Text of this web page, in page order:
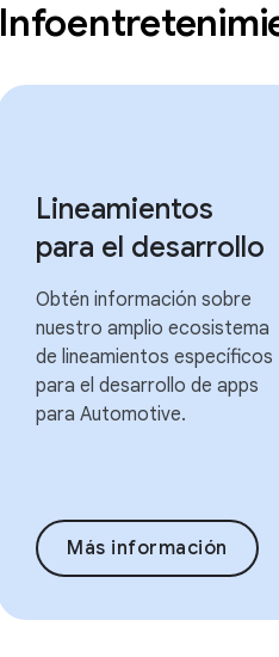
Lineamientos
para el desarrollo
Obtén información sobre
nuestro amplio ecosistema
de lineamientos específicos
para el desarrollo de apps
para Automotive.
Más información